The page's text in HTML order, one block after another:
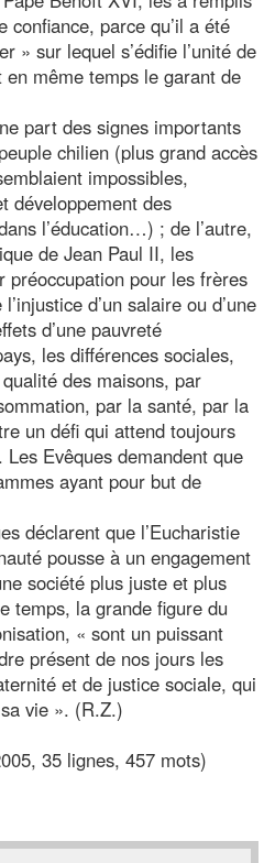
confiance, parce qu’il a été
» sur lequel s’édifie l’unité de
en même temps le garant de
part des signes importants
chilien (plus grand accès
impossibles,
développement des
l’éducation…) ; de l’autre,
de Jean Paul II, les
préoccupation pour les frères
d’un salaire ou d’une
d’une pauvreté
les différences sociales,
des maisons, par
par la santé, par la
un défi qui attend toujours
Evêques demandent que
ayant pour but de
déclarent que l’Eucharistie
pousse à un engagement
société plus juste et plus
temps, la grande figure du
« sont un puissant
présent de nos jours les
et de justice sociale, qui
vie ». (R.Z.)
35 lignes, 457 mots)